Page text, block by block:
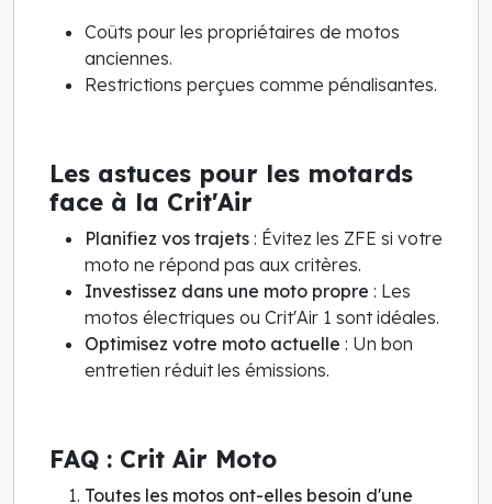
Coûts pour les propriétaires de motos
anciennes.
Restrictions perçues comme pénalisantes.
Les astuces pour les motards
face à la Crit'Air
Planifiez vos trajets : Évitez les ZFE si votre
moto ne répond pas aux critères.
Investissez dans une moto propre : Les
motos électriques ou Crit'Air 1 sont idéales.
Optimisez votre moto actuelle : Un bon
entretien réduit les émissions.
FAQ : Crit Air Moto
Toutes les motos ont-elles besoin d'une